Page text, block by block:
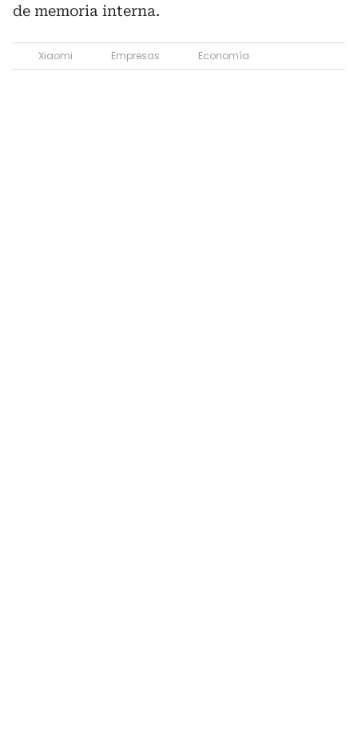
de memoria interna.
Xiaomi Empresas Economía